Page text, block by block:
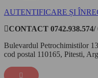
AUTENTIFICARE ȘI
CONTACT 0742.938.574/
Bulevardul Petrochimistilor 13
cod postal 110165, Pitesti,